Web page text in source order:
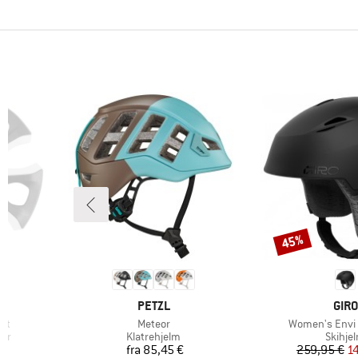
MÆRKE
PETZL
Artikel
Meteor
Produktgruppe
Klatrehjelm
Pris
fra 85,45 €
GIRO
Artikel
Women's
259,95 €
Rabat
45%